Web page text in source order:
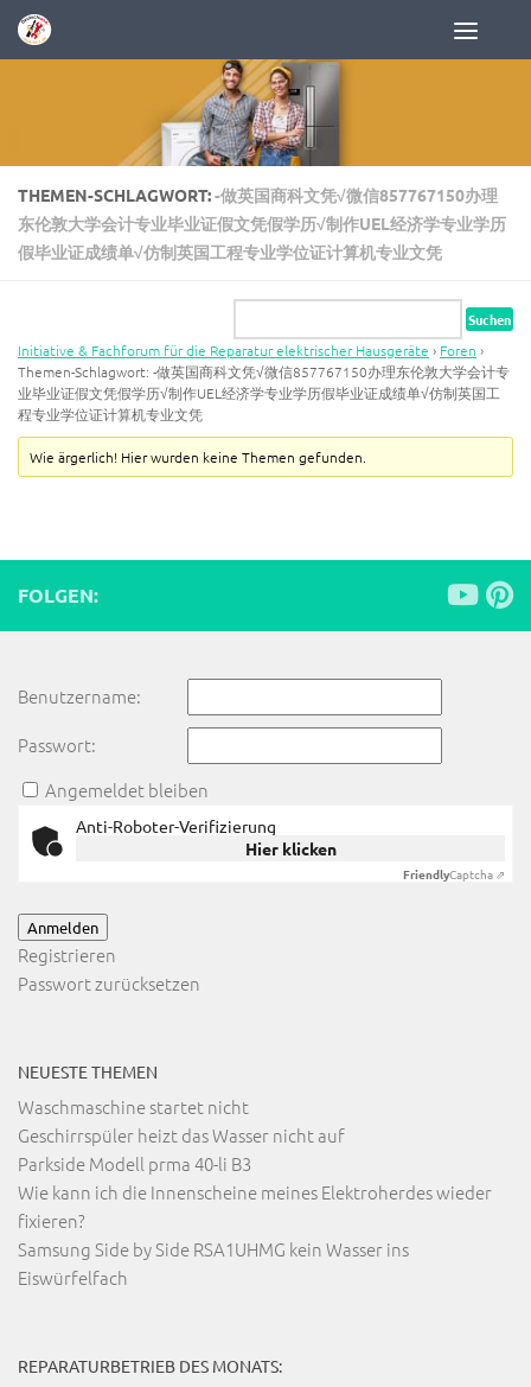
Zum Inhalt springen
THEMEN-SCHLAGWORT:-做英国商科文凭√微信857767150办理
东伦敦大学会计专业毕业证假文凭假学历√制作UEL经济学专业学历
假毕业证成绩单√仿制英国工程专业学位证计算机专业文凭
Initiative & Fachforum für die Reparatur elektrischer Hausgeräte › Foren ›
Themen-Schlagwort: -做英国商科文凭√微信857767150办理东伦敦大学会计专
业毕业证假文凭假学历√制作UEL经济学专业学历假毕业证成绩单√仿制英国工
程专业学位证计算机专业文凭
Wie ärgerlich! Hier wurden keine Themen gefunden.
FOLGEN:
Benutzername:
Passwort:
Angemeldet bleiben
Anti-Roboter-Verifizierung
Hier klicken
FriendlyCaptcha ⇗
Anmelden
Registrieren
Passwort zurücksetzen
NEUESTE THEMEN
Waschmaschine startet nicht
Geschirrspüler heizt das Wasser nicht auf
Parkside Modell prma 40-li B3
Wie kann ich die Innenscheine meines Elektroherdes wieder
fixieren?
Samsung Side by Side RSA1UHMG kein Wasser ins
Eiswürfelfach
REPARATURBETRIEB DES MONATS: